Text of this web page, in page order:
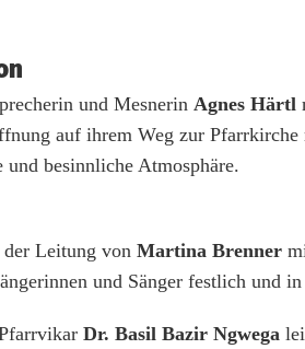
und Mesnerin Agnes Härtl
auf ihrem Weg zur
und besinnliche Atmosphäre.
Leitung von Martina Brenner
und Sänger festlich und
Dr. Basil Bazir Ngwega